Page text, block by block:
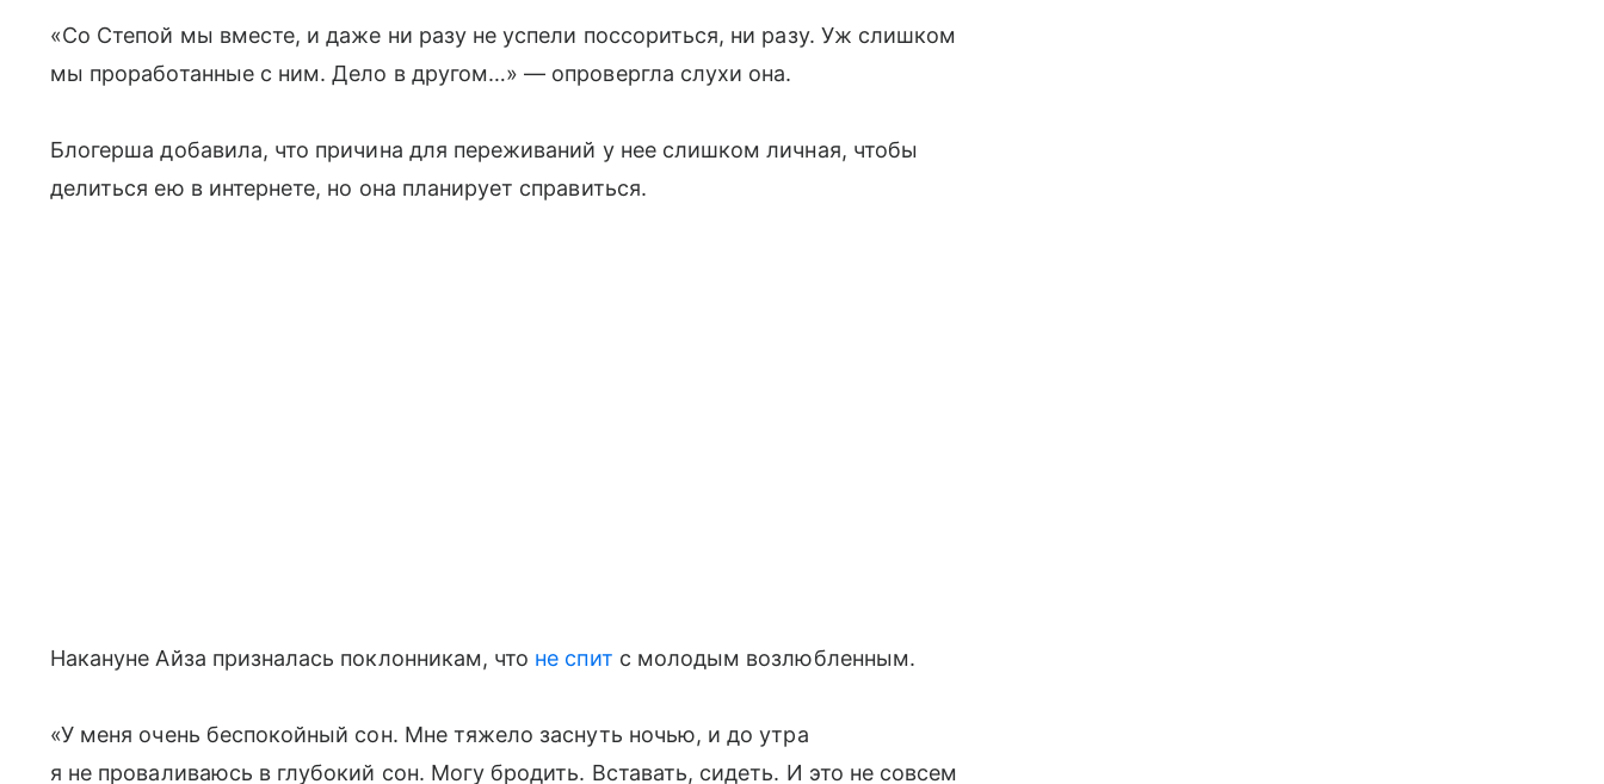
«Со Степой мы вместе, и даже ни разу не успели поссориться, ни разу. Уж слишком
мы проработанные с ним. Дело в другом…» — опровергла слухи она.
Блогерша добавила, что причина для переживаний у нее слишком личная, чтобы
делиться ею в интернете, но она планирует справиться.
Накануне Айза призналась поклонникам, что не спит с молодым возлюбленным.
«У меня очень беспокойный сон. Мне тяжело заснуть ночью, и до утра
я не проваливаюсь в глубокий сон. Могу бродить. Вставать, сидеть. И это не совсем